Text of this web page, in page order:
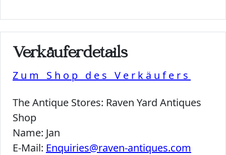
Verkäuferdetails
Zum Shop des Verkäufers
The Antique Stores: Raven Yard Antiques
Shop
Name: Jan
E-Mail: Enquiries@raven-antiques.com